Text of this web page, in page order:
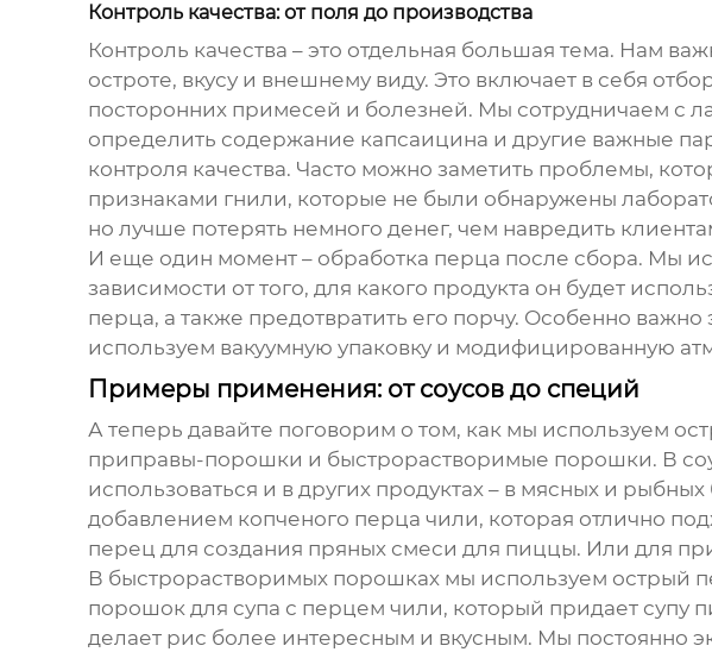
Контроль качества: от поля до производства
Контроль качества – это отдельная большая тема. Нам
остроте, вкусу и внешнему виду. Это включает в себя
посторонних примесей и болезней. Мы сотрудничаем с
определить содержание капсаицина и другие важные
контроля качества. Часто можно заметить проблемы,
признаками гнили, которые не были обнаружены
но лучше потерять немного денег, чем навредить
И еще один момент – обработка перца после сбора. Мы
зависимости от того, для какого продукта он будет
перца, а также предотвратить его порчу. Особенно важно
используем вакуумную упаковку и модифицированную
Примеры применения: от соусов до специй
А теперь давайте поговорим о том, как мы используем
приправы-порошки и быстрорастворимые порошки. В
использоваться и в других продуктах – в мясных и
добавлением копченого перца чили, которая отлично
перец для создания пряных смеси для пиццы. Или для
В быстрорастворимых порошках мы используем острый
порошок для супа с перцем чили, который придает супу
делает рис более интересным и вкусным. Мы постоянно